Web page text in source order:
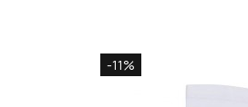
-11%